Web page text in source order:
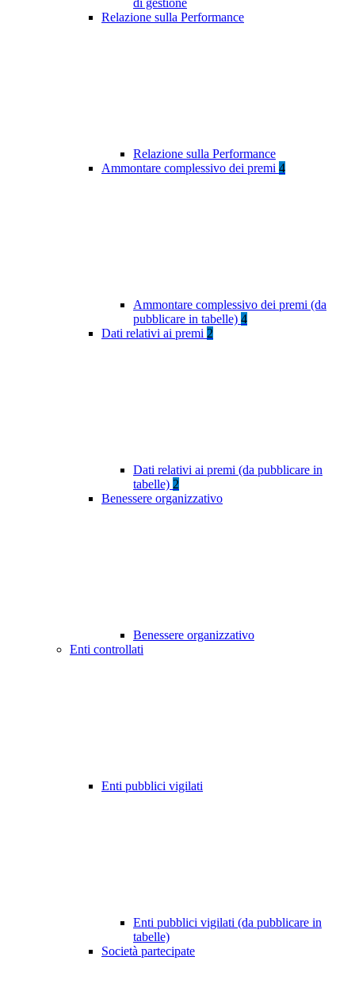
di gestione
Relazione sulla Performance
Relazione sulla Performance
Ammontare complessivo dei premi 4
Ammontare complessivo dei premi (da
pubblicare in tabelle) 4
Dati relativi ai premi 2
Dati relativi ai premi (da pubblicare in
tabelle) 2
Benessere organizzativo
Benessere organizzativo
Enti controllati
Enti pubblici vigilati
Enti pubblici vigilati (da pubblicare in
tabelle)
Società partecipate